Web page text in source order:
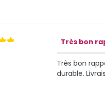
Très bon
Très bon
durable.